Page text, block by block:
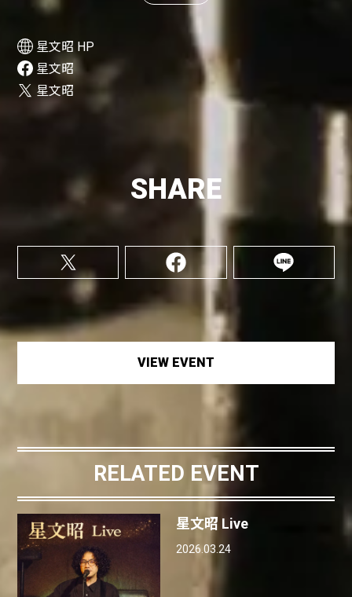
星文昭 HP
星文昭
星文昭
SHARE
VIEW EVENT
RELATED EVENT
星文昭 Live
2026.03.24